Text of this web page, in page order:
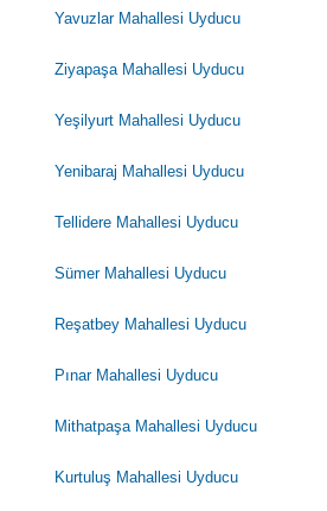
Yavuzlar Mahallesi Uyducu
Ziyapaşa Mahallesi Uyducu
Yeşilyurt Mahallesi Uyducu
Yenibaraj Mahallesi Uyducu
Tellidere Mahallesi Uyducu
Sümer Mahallesi Uyducu
Reşatbey Mahallesi Uyducu
Pınar Mahallesi Uyducu
Mithatpaşa Mahallesi Uyducu
Kurtuluş Mahallesi Uyducu